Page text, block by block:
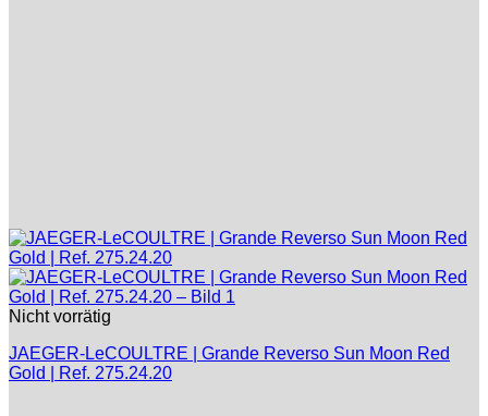
Nicht vorrätig
JAEGER-LeCOULTRE | Grande Reverso Sun Moon Red
Gold | Ref. 275.24.20